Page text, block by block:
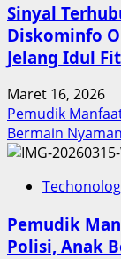
Sinyal
Diskominfo
Jelang Idul
Maret 16, 2026
Pemudik
Bermain
Pemudik
Polisi, Anak